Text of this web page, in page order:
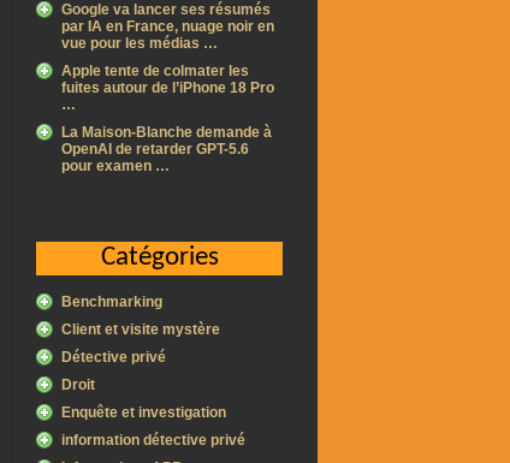
Google va lancer ses résumés
par IA en France, nuage noir en
vue pour les médias …
Apple tente de colmater les
fuites autour de l’iPhone 18 Pro
…
La Maison-Blanche demande à
OpenAI de retarder GPT-5.6
pour examen …
Catégories
Benchmarking
Client et visite mystère
Détective privé
Droit
Enquête et investigation
information détective privé